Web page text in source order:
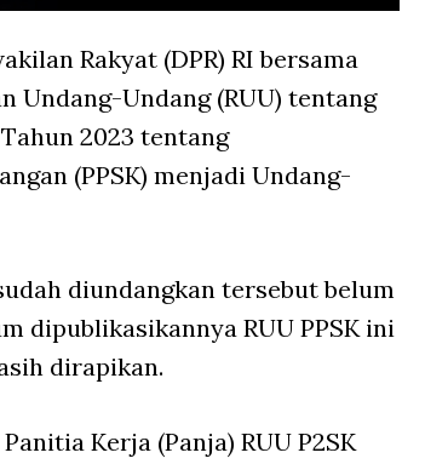
Rakyat (DPR) RI bersama
Undang-Undang (RUU) tentang
2023 tentang
(PPSK) menjadi Undang-
diundangkan tersebut belum
dipublikasikannya RUU PPSK ini
dirapikan.
Kerja (Panja) RUU P2SK